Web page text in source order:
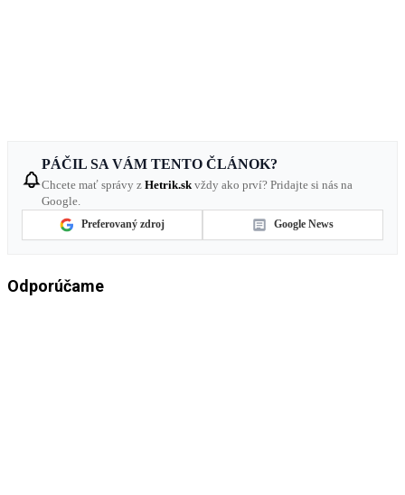
PÁČIL SA VÁM TENTO ČLÁNOK?
Chcete mať správy z Hetrik.sk vždy ako prví? Pridajte si nás na
Google.
Preferovaný zdroj Google News
Odporúčame